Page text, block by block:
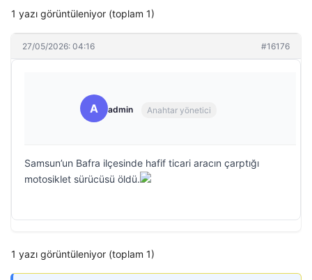
1 yazı görüntüleniyor (toplam 1)
27/05/2026: 04:16 #16176
A admin Anahtar yönetici
Samsun’un Bafra ilçesinde hafif ticari aracın çarptığı
motosiklet sürücüsü öldü.
1 yazı görüntüleniyor (toplam 1)